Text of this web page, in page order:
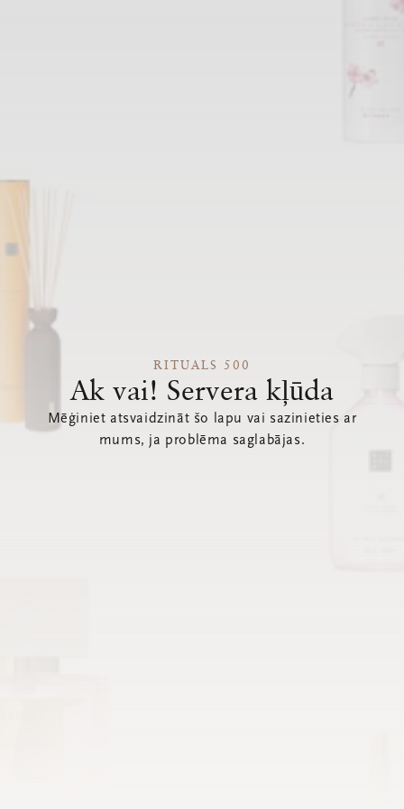
RITUALS 500
Ak vai! Servera kļūda
Mēģiniet atsvaidzināt šo lapu vai sazinieties ar
mums, ja problēma saglabājas.